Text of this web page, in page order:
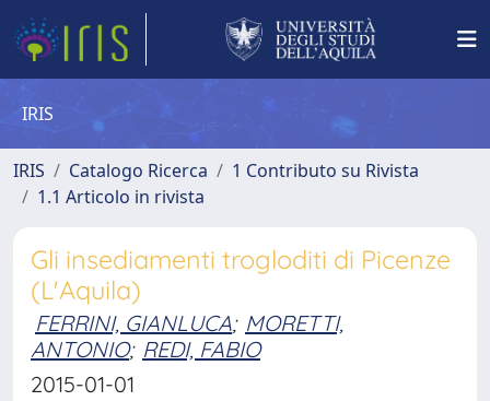
IRIS
IRIS Catalogo Ricerca
1 Contributo su Rivista
1.1 Articolo in rivista
Gli insediamenti trogloditi di Picenze
(L'Aquila)
FERRINI, GIANLUCA; MORETTI,
ANTONIO; REDI, FABIO
2015-01-01